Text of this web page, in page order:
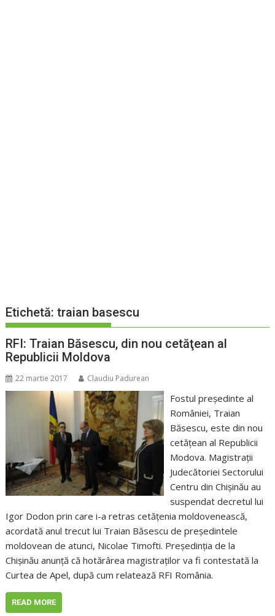
Etichetă:traian basescu
RFI: Traian Băsescu, din nou cetăţean al
Republicii Moldova
22 martie 2017 Claudiu Padurean
Fostul preşedinte al
României, Traian
Băsescu, este din nou
cetăţean al Republicii
Modova. Magistraţii
Judecătoriei Sectorului
Centru din Chişinău au
suspendat decretul lui
Igor Dodon prin care i-a retras cetăţenia moldovenească,
acordată anul trecut lui Traian Băsescu de preşedintele
moldovean de atunci, Nicolae Timofti. Preşedinţia de la
Chişinău anunţă că hotărârea magistraţilor va fi contestată la
Curtea de Apel, după cum relatează RFI România.
READ MORE